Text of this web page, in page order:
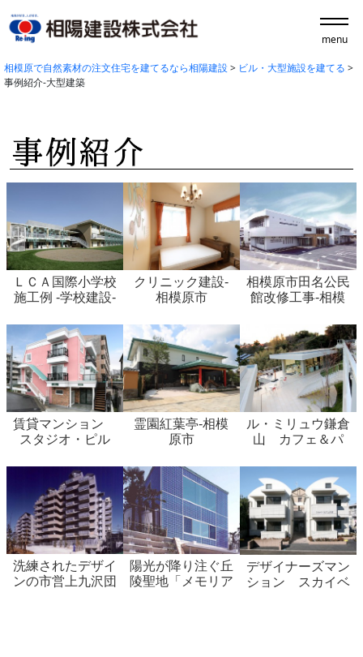
menu
相模原で自然素材の注文住宅を建てるなら相陽建設> ビル・大型施設を建てる >
事例紹介-大型建築
ＬＣＡ国際小学校
施工例 -学校建設-
クリニック建設-
相模原市
相模原市田名公民
館改修工事-相模
賃貸マンション
スタジオ・ピル
霊園紅葉亭-相模
原市
ル・ミリュウ鎌倉
山 カフェ＆パ
市
洗練されたデザイ
ンの市営上九沢団
陽光が降り注ぐ丘
陵聖地「メモリア
デザイナーズマン
ション スカイベ